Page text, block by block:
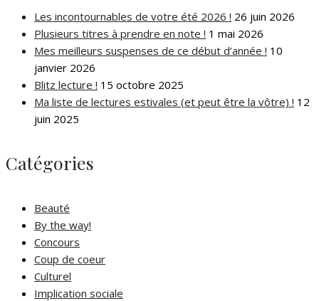
Les incontournables de votre été 2026 ! 26 juin 2026
Plusieurs titres à prendre en note ! 1 mai 2026
Mes meilleurs suspenses de ce début d’année ! 10
janvier 2026
Blitz lecture ! 15 octobre 2025
Ma liste de lectures estivales (et peut être la vôtre) ! 12
juin 2025
Catégories
Beauté
By the way!
Concours
Coup de coeur
Culturel
Implication sociale